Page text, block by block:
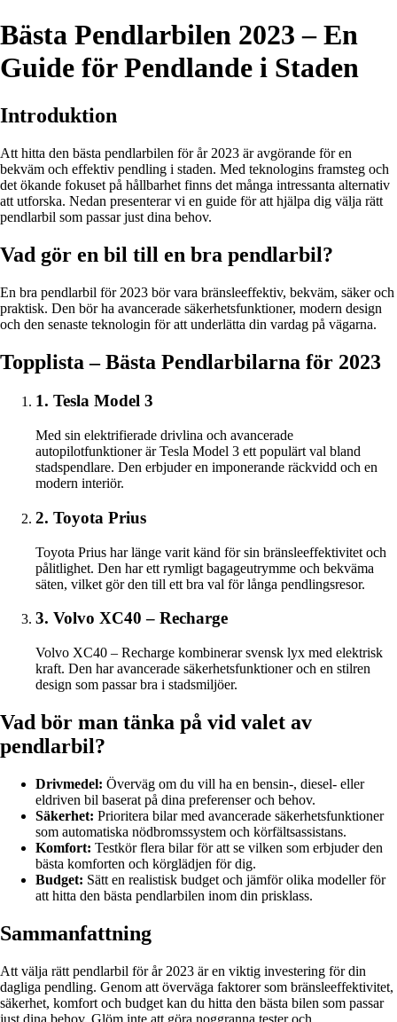
Bästa Pendlarbilen 2023 – En
Guide för Pendlande i Staden
Introduktion
Att hitta den bästa pendlarbilen för år 2023 är avgörande för en
bekväm och effektiv pendling i staden. Med teknologins framsteg och
det ökande fokuset på hållbarhet finns det många intressanta alternativ
att utforska. Nedan presenterar vi en guide för att hjälpa dig välja rätt
pendlarbil som passar just dina behov.
Vad gör en bil till en bra pendlarbil?
En bra pendlarbil för 2023 bör vara bränsleeffektiv, bekväm, säker och
praktisk. Den bör ha avancerade säkerhetsfunktioner, modern design
och den senaste teknologin för att underlätta din vardag på vägarna.
Topplista – Bästa Pendlarbilarna för 2023
1. Tesla Model 3
Med sin elektrifierade drivlina och avancerade
autopilotfunktioner är Tesla Model 3 ett populärt val bland
stadspendlare. Den erbjuder en imponerande räckvidd och en
modern interiör.
2. Toyota Prius
Toyota Prius har länge varit känd för sin bränsleeffektivitet och
pålitlighet. Den har ett rymligt bagageutrymme och bekväma
säten, vilket gör den till ett bra val för långa pendlingsresor.
3. Volvo XC40 – Recharge
Volvo XC40 – Recharge kombinerar svensk lyx med elektrisk
kraft. Den har avancerade säkerhetsfunktioner och en stilren
design som passar bra i stadsmiljöer.
Vad bör man tänka på vid valet av
pendlarbil?
Drivmedel: Överväg om du vill ha en bensin-, diesel- eller
eldriven bil baserat på dina preferenser och behov.
Säkerhet: Prioritera bilar med avancerade säkerhetsfunktioner
som automatiska nödbromssystem och körfältsassistans.
Komfort: Testkör flera bilar för att se vilken som erbjuder den
bästa komforten och körglädjen för dig.
Budget: Sätt en realistisk budget och jämför olika modeller för
att hitta den bästa pendlarbilen inom din prisklass.
Sammanfattning
Att välja rätt pendlarbil för år 2023 är en viktig investering för din
dagliga pendling. Genom att överväga faktorer som bränsleeffektivitet,
säkerhet, komfort och budget kan du hitta den bästa bilen som passar
just dina behov. Glöm inte att göra noggranna tester och